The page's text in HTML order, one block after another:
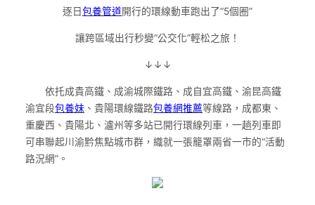
逐日包養管道開行的環線動車跑出了“5個圈”
讓跨區域出行秒變“公交化”輕松之旅！
↓↓↓
依托成貴高鐵、成渝城際鐵路、成自宜高鐵、渝昆高鐵
渝宜段包養妹 、貴陽環線鐵路包養網推薦等線路，成都東、
重慶西、貴陽北、瀘州等多站已開行環線列車，一趟列車即
可串聯起川渝黔焦點城市群，織就一張籠罩兩省一市的“活動
路況網”。